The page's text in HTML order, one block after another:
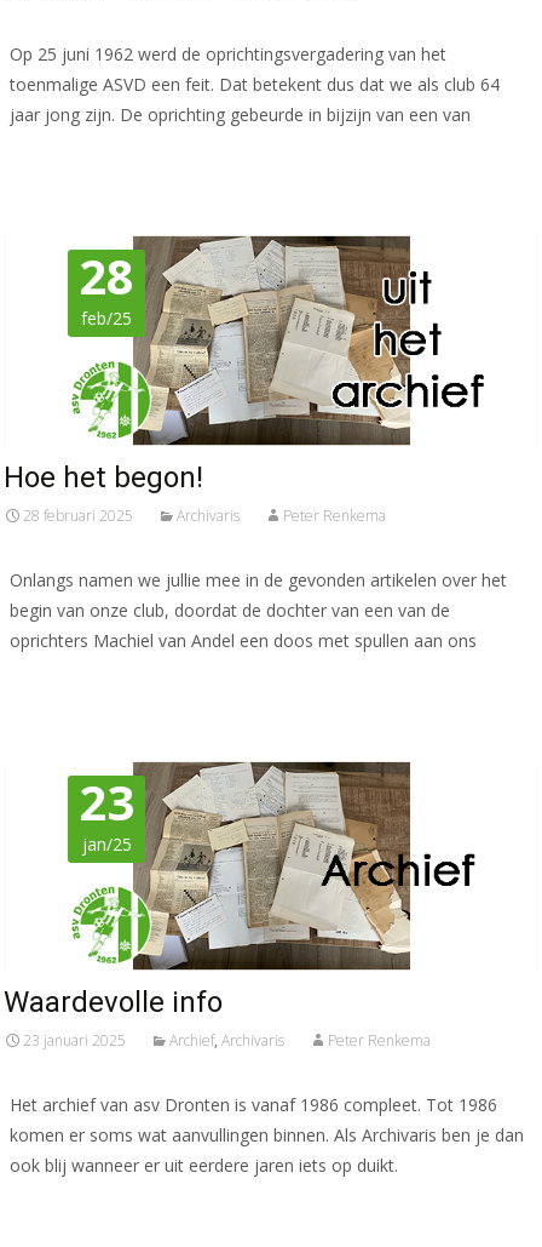
Op 25 juni 1962 werd de oprichtingsvergadering van het
toenmalige ASVD een feit. Dat betekent dus dat we als club 64
jaar jong zijn. De oprichting gebeurde in bijzijn van een van
28
feb/25
Hoe het begon!
28 februari 2025 Archivaris Peter Renkema
Onlangs namen we jullie mee in de gevonden artikelen over het
begin van onze club, doordat de dochter van een van de
oprichters Machiel van Andel een doos met spullen aan ons
23
jan/25
Waardevolle info
23 januari 2025 Archief, Archivaris Peter Renkema
Het archief van asv Dronten is vanaf 1986 compleet. Tot 1986
komen er soms wat aanvullingen binnen. Als Archivaris ben je dan
ook blij wanneer er uit eerdere jaren iets op duikt.